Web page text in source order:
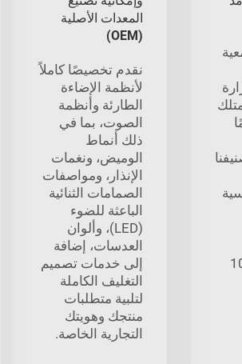
لمدة 10
المعدات الأصلية
(OEM)
نقدم تخصيصًا كاملاً
لأنظمة الإضاءة
الطارئة وأنظمة
الصوت، بما في
ذلك أنماط
الوميض، ونغمات
الإنذار، ومواصفات
الصمامات الثنائية
الباعثة للضوء
(LED)، وألوان
العدسات، إضافة
إلى خدمات تصميم
التغليف الكاملة
لتلبية متطلبات
منتجك وهويتك
التجارية الخاصة.